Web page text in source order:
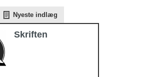
Nyeste indlæg
Skriften